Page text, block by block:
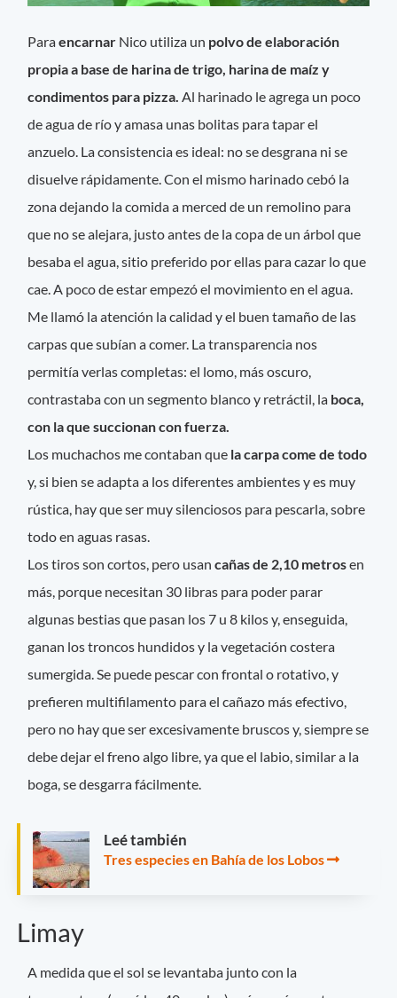
Paraencarnar Nico utiliza un polvo de elaboración
propia a base de harina de trigo, harina de maíz y
condimentos para pizza. Al harinado le agrega un poco
de agua de río y amasa unas bolitas para tapar el
anzuelo. La consistencia es ideal: no se desgrana ni se
disuelve rápidamente. Con el mismo harinado cebó la
zona dejando la comida a merced de un remolino para
que no se alejara, justo antes de la copa de un árbol que
besaba el agua, sitio preferido por ellas para cazar lo que
cae. A poco de estar empezó el movimiento en el agua.
Me llamó la atención la calidad y el buen tamaño de las
carpas que subían a comer. La transparencia nos
permitía verlas completas: el lomo, más oscuro,
contrastaba con un segmento blanco y retráctil, la boca,
con la que succionan con fuerza.
Los muchachos me contaban que la carpa come de todo
y, si bien se adapta a los diferentes ambientes y es muy
rústica, hay que ser muy silenciosos para pescarla, sobre
todo en aguas rasas.
Los tiros son cortos, pero usan cañas de 2,10 metrosen
más, porque necesitan 30 libras para poder parar
algunas bestias que pasan los 7 u 8 kilos y, enseguida,
ganan los troncos hundidos y la vegetación costera
sumergida. Se puede pescar con frontal o rotativo, y
prefieren multifilamento para el cañazo más efectivo,
pero no hay que ser excesivamente bruscos y, siempre se
debe dejar el freno algo libre, ya que el labio, similar a la
boga, se desgarra fácilmente.
Leé también
Tres especies en Bahía de los Lobos
Limay
A medida que el sol se levantaba junto con la